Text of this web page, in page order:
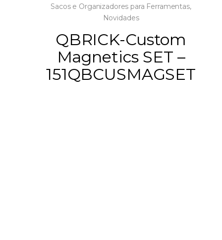
Sacos e Organizadores para Ferramentas,
Novidades
QBRICK-Custom
Magnetics SET –
151QBCUSMAGSET